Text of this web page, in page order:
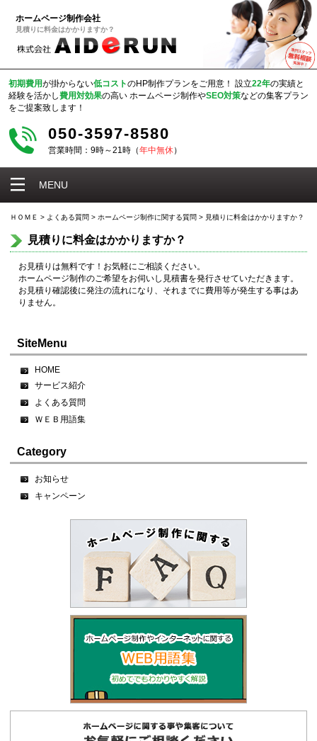
ホームページ制作会社
見積りに料金はかかりますか？
初期費用が掛からない低コストのHP制作プランをご用意！ 設立22年の実績と
経験を活かし費用対効果の高い ホームページ制作やSEO対策などの集客プラン
をご提案致します！
050-3597-8580
営業時間：9時～21時（年中無休）
MENU
ＨＯＭＥ > よくある質問 > ホームページ制作に関する質問 > 見積りに料金はかかりますか？
見積りに料金はかかりますか？
お見積りは無料です！お気軽にご相談ください。
ホームページ制作のご希望をお伺いし見積書を発行させていただきます。
お見積り確認後に発注の流れになり、それまでに費用等が発生する事はあ
りません。
SiteMenu
HOME
サービス紹介
よくある質問
ＷＥＢ用語集
Category
お知らせ
キャンペーン